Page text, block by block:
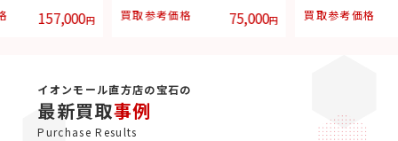
75,000円 買取参考価格 129,000円 買取参考価格
イオンモール直方店の宝石の
最新買取事例
Purchase Results